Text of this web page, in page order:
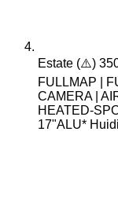
Estate (⚠️)
FULLMAP |
CAMERA |
HEATED-
17"ALU*